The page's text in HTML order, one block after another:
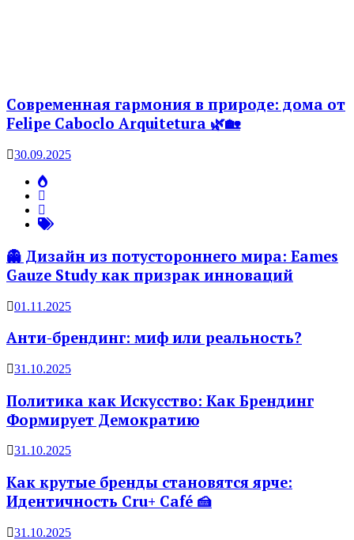
Современная гармония в природе: дома от
Felipe Caboclo Arquitetura 🌿🏡
30.09.2025
👻 Дизайн из потустороннего мира: Eames
Gauze Study как призрак инноваций
01.11.2025
Анти-брендинг: миф или реальность?
31.10.2025
Политика как Искусство: Как Брендинг
Формирует Демократию
31.10.2025
Как крутые бренды становятся ярче:
Идентичность Cru+ Café 🍰
31.10.2025